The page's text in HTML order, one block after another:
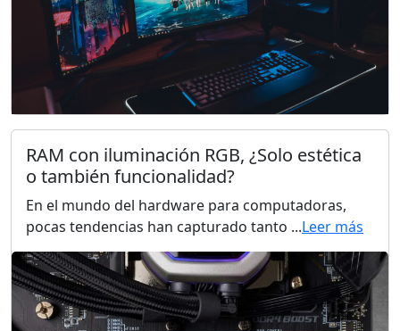
RAM con iluminación RGB, ¿Solo estética
o también funcionalidad?
En el mundo del hardware para computadoras,
pocas tendencias han capturado tanto ...Leer más